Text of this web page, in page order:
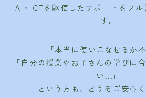
AI・ICTを駆使したサポートをフ
す。
「本当に使いこなせるか
「自分の授業やお子さんの学びに
い…」
という方も、どうぞご安心く